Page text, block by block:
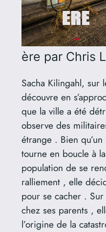
ère par Chris
Sacha Kilingahl, sur
découvre en
que la ville a été
observe des
étrange . Bien
tourne en boucle à
population de se
ralliement , elle
pour se cacher .
chez ses parents ,
l’origine de la